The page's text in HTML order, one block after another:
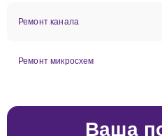
Ремонт канала
Ремонт микросхем
Ваша